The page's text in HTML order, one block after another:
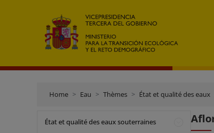
Home Eau Thèmes État et qualité des eaux
État et qualité des eaux souterraines